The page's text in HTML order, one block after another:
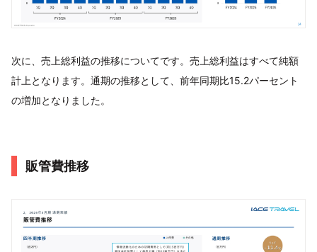
次に、売上総利益の推移についてです。売上総利益はすべて純額
計上となります。通期の推移として、前年同期比15.2パーセント
の増加となりました。
販管費推移